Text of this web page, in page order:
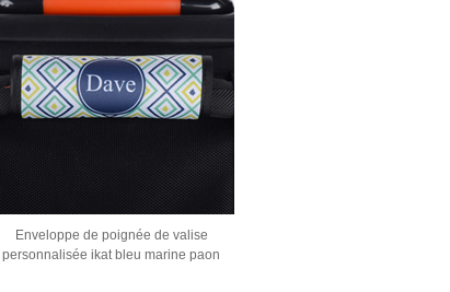
Enveloppe de poignée de valise
personnalisée ikat bleu marine paon